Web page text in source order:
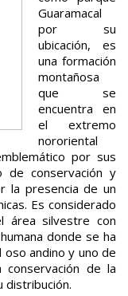
Guaramacal
por su
ubicación, es
una formación
montañosa
que se
encuentra en
el extremo
nororiental
por sus
de conservación y
la presencia de un
Es considerado
área silvestre con
donde se ha
andino y uno de
de la
distribución.